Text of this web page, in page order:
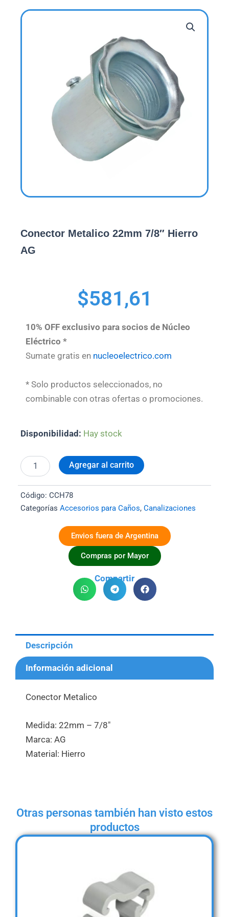
Conector Metalico 22mm 7/8″ Hierro
AG
$581,61
10% OFF exclusivo para socios de Núcleo
Eléctrico *
Sumate gratis en nucleoelectrico.com
* Solo productos seleccionados, no
combinable con otras ofertas o promociones.
Disponibilidad: Hay stock
Conector
7/8"
Hierro
cantidad
Agregar al carrito
Código: CCH78
Categorías Accesorios para Caños, Canalizaciones
Envios fuera de Argentina
Compras por Mayor
Compartir
Descripción
Información adicional
Conector Metalico
Medida: 22mm – 7/8″
Marca: AG
Material: Hierro
Otras personas también han visto estos
productos